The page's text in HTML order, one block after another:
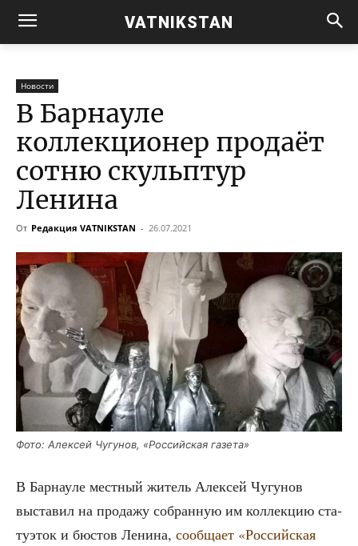
VATNIKSTAN
Новости
В Барнауле
коллекционер продаёт
сотню скульптур
Ленина
От Редакция VATNIKSTAN - 26.07.2021
Фото: Алек­сей Чугу­нов, «Рос­сий­ская газета»
В Бар­нау­ле мест­ный житель Алек­сей Чугу­нов
выста­вил на про­да­жу собран­ную им кол­лек­цию ста­
ту­эток и бюстов Лени­на, сооб­ща­ет «Рос­сий­ская